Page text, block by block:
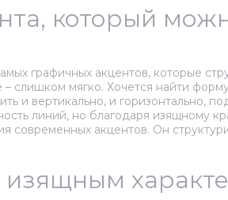
который
графичных акцентов, которые
слишком мягко. Хочется найти
и вертикально, и горизонтально,
линий, но благодаря изящному
современных акцентов. Он
изящным